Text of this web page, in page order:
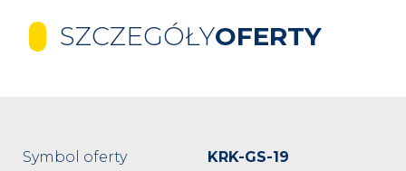
SZCZEGÓŁYOFERTY
Symbol oferty
KRK-GS-19